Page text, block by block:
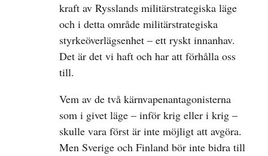
kraft av Rysslands militärstrategiska läge
och i detta område militärstrategiska
styrkeöverlägsenhet – ett ryskt innanhav.
Det är det vi haft och har att förhålla oss
till.
Vem av de två kärnvapenantagonisterna
som i givet läge – inför krig eller i krig –
skulle vara först är inte möjligt att avgöra.
Men Sverige och Finland bör inte bidra till